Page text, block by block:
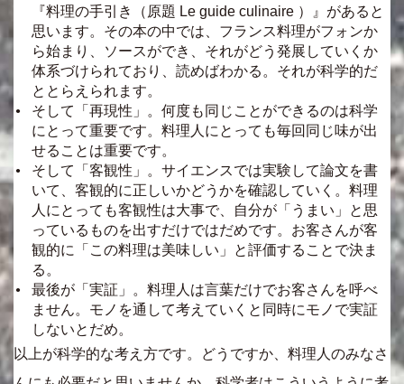
『料理の手引き（原題 Le guide culinaire ）』があると
思います。その本の中では、フランス料理がフォンか
ら始まり、ソースができ、それがどう発展していくか
体系づけられており、読めばわかる。それが科学的だ
ととらえられます。
そして「再現性」。何度も同じことができるのは科学
にとって重要です。料理人にとっても毎回同じ味が出
せることは重要です。
そして「客観性」。サイエンスでは実験して論文を書
いて、客観的に正しいかどうかを確認していく。料理
人にとっても客観性は大事で、自分が「うまい」と思
っているものを出すだけではだめです。お客さんが客
観的に「この料理は美味しい」と評価することで決ま
る。
最後が「実証」。料理人は言葉だけでお客さんを呼べ
ません。モノを通して考えていくと同時にモノで実証
しないとだめ。
以上が科学的な考え方です。どうですか、料理人のみなさ